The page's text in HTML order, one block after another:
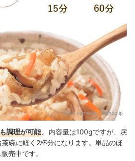
出典： kameda-netshop.jp
調理が可能 。内容量は100gですが、戻
碗に軽く2杯分になります。単品のほ
売中です。